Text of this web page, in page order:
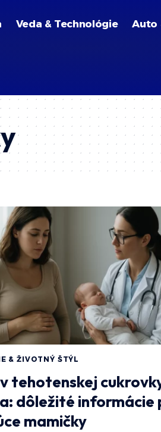
Veda & Technológie Auto
& ŽIVOTNÝ ŠTÝL
tehotenskej
dôležité informácie
mamičky